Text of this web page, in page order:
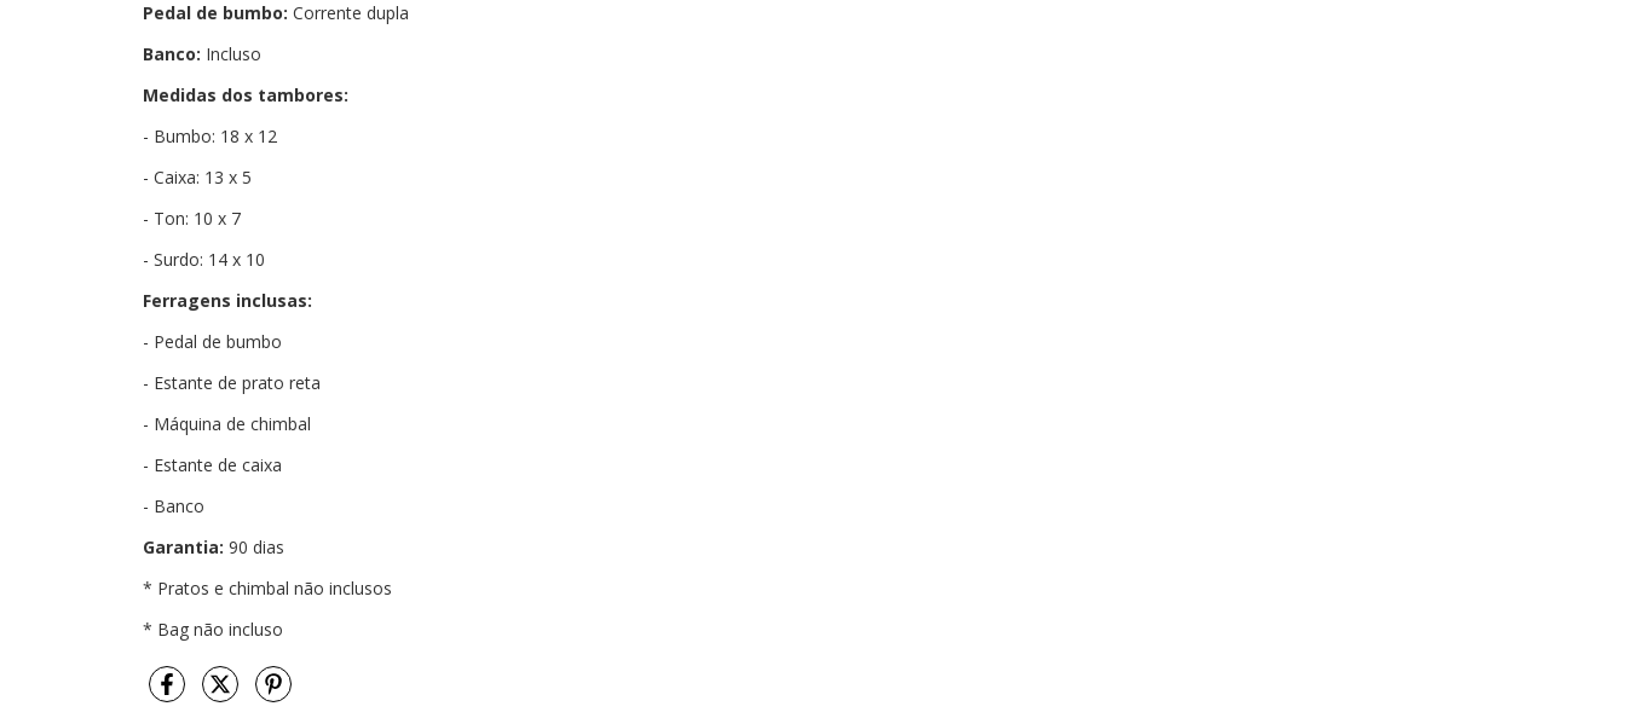
Pedal de bumbo: Corrente dupla
Banco: Incluso
Medidas dos tambores:
- Bumbo: 18 x 12
- Caixa: 13 x 5
- Ton: 10 x 7
- Surdo: 14 x 10
Ferragens inclusas:
- Pedal de bumbo
- Estante de prato reta
- Máquina de chimbal
- Estante de caixa
- Banco
Garantia: 90 dias
* Pratos e chimbal não inclusos
* Bag não incluso